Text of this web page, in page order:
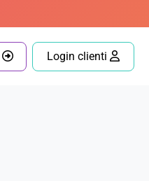
Login clienti